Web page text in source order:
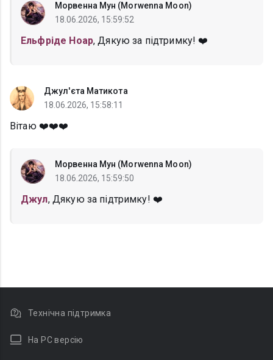
Морвенна Мун (Morwenna Moon)
18.06.2026, 15:59:52
Ельфріде Ноар, Дякую за підтримку! ❤️
Джул'єта Матикота
18.06.2026, 15:58:11
Вітаю ❤️❤️❤️
Морвенна Мун (Morwenna Moon)
18.06.2026, 15:59:50
Джул, Дякую за підтримку! ❤️
Технічна підтримка
На PC версію